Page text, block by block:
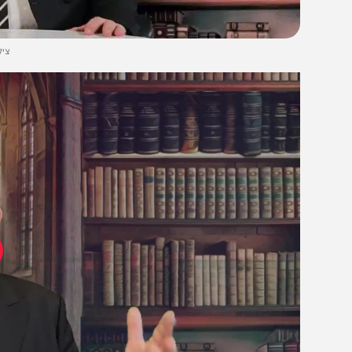
צילום: